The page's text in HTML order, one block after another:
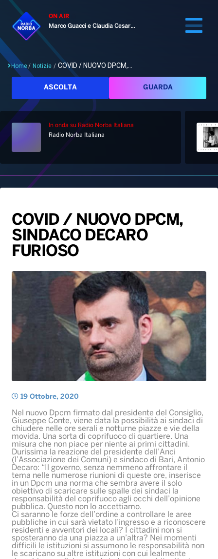
ON AIR
Marco Guacci e Claudia Cesaroni
Palinsesto
Hit Dance
Giochi&Concorsi
PALATOUR
Notizie
Locali
Musica e Spettacolo
Sport
Radio Norba Consiglia
Leggerissime
Playlist
Generale
Notiziario
Interviste
Oroscopo
Speciale Astrabilia 2026
Gallery
Radio Norba News TV
Voce al Bari
Battiti Live 2026
Gallery
Home/ Notizie / COVID / NUOVO DPCM,...
ASCOLTA GUARDA
In onda su Radio Norba Italiana
Radio Norba Italiana
COVID / NUOVO DPCM,
SINDACO DECARO
FURIOSO
19 Ottobre, 2020
Nel nuovo Dpcm firmato dal presidente del Consiglio,
Giuseppe Conte, viene data la possibilità ai sindaci di
chiudere nelle ore serali e notturne piazze e vie della
movida. Una sorta di coprifuoco di quartiere. Una
misura che non piace per niente ai primi cittadini.
Durissima la reazione del presidente dell’Anci
(l’Associazione dei Comuni) e sindaco di Bari, Antonio
Decaro: “Il governo, senza nemmeno affrontare il
tema nelle numerose riunioni di queste ore, inserisce
in un Dpcm una norma che sembra avere il solo
obiettivo di scaricare sulle spalle dei sindaci la
responsabilità del coprifuoco agli occhi dell’opinione
pubblica. Questo non lo accettiamo.
Ci saranno le forze dell’ordine a controllare le aree
pubbliche in cui sarà vietato l’ingresso e a riconoscere
residenti e avventori dei locali? I cittadini non si
sposteranno da una piazza a un’altra? Nei momenti
difficili le istituzioni si assumono le responsabilità non
le scaricano su altre istituzioni con cui lealmente